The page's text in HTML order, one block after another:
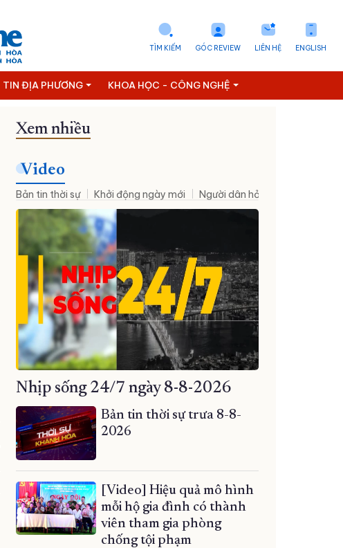
ENGLISH
LIÊN HỆ
GÓC REVIEW
TÌM KIẾM
TIN ĐỊA PHƯƠNG KHOA HỌC - CÔNG NGHỆ
Xem nhiều
Video
Bản tin thời sự Khởi động ngày mới Người dân hỏi – Cơ quan nhà
Nhịp sống 24/7 ngày 8-8-2026
Bản tin thời sự trưa 8-8-
2026
[Video] Hiệu quả mô hình
mỗi hộ gia đình có thành
viên tham gia phòng
chống tội phạm